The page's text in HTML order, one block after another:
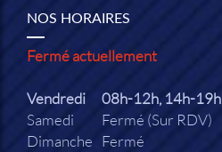
NOS HORAIRES
Fermé actuellement
Vendredi
08h-12h, 14h-19h
Samedi
Fermé (Sur RDV)
Dimanche Fermé